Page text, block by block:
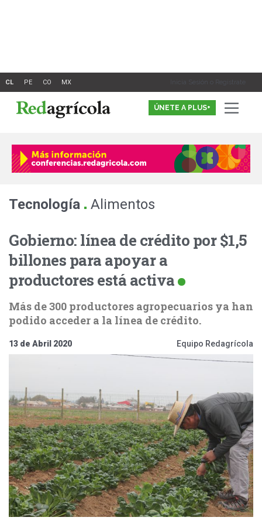
Inicia Sesión o Registrate
ÚNETE A PLUS+
Tecnología . Alimentos
Gobierno: línea de crédito por $1,5
billones para apoyar a
productores está activa
Más de 300 productores agropecuarios ya han
podido acceder a la línea de crédito.
13 de Abril 2020 Equipo Redagrícola